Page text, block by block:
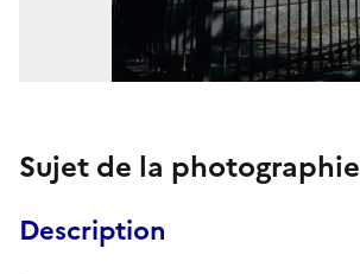
Sujet de la photographie
Description